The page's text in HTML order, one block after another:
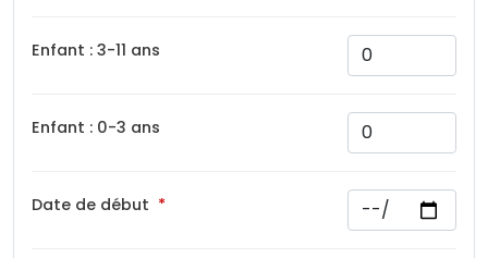
Enfant : 3-11 ans
Enfant : 0-3 ans
Date de début